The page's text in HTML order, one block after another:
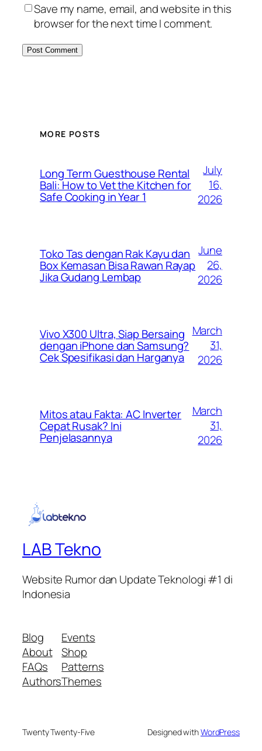
Save my name, email, and website in this
browser for the next time I comment.
MORE POSTS
Long Term Guesthouse Rental
Bali: How to Vet the Kitchen for
Safe Cooking in Year 1
July
16,
2026
Toko Tas dengan Rak Kayu dan
Box Kemasan Bisa Rawan Rayap
Jika Gudang Lembap
June
26,
2026
Vivo X300 Ultra, Siap Bersaing
dengan iPhone dan Samsung?
Cek Spesifikasi dan Harganya
March
31,
2026
Mitos atau Fakta: AC Inverter
Cepat Rusak? Ini
Penjelasannya
March
31,
2026
LAB Tekno
Website Rumor dan Update Teknologi #1 di
Indonesia
Blog
About
FAQs
Authors
Events
Shop
Patterns
Themes
Twenty Twenty-Five Designed withWordPress